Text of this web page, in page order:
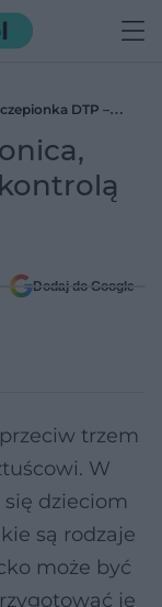
DTP –
Dodaj do Google
trzem
W
się dzieciom
są rodzaje
może być
je